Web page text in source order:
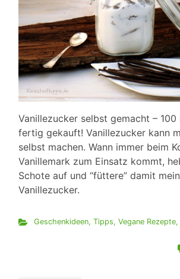
Vanillezucker selbst gemacht – 100
fertig gekauft! Vanillezucker kann
selbst machen. Wann immer beim
Vanillemark zum Einsatz kommt,
Schote auf und “füttere” damit
Vanillezucker.
Geschenkideen, Tipps, Vegane Rezepte,